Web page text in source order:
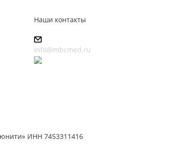
Наши контакты
info@mbcmed.ru
ИНН 7453311416